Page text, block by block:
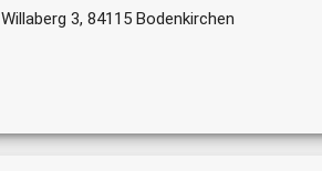
Willaberg 3, 84115 Bodenkirchen